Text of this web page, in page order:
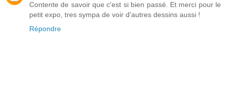
Contente de savoir que c'est si bien passé. Et merci pour le
petit expo, tres sympa de voir d'autres dessins aussi !
Répondre